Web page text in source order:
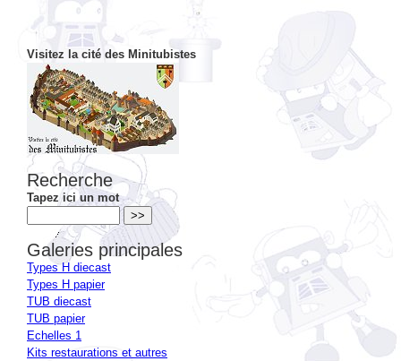
Visitez la cité des Minitubistes
Recherche
Tapez ici un mot
Galeries principales
Types H diecast
Types H papier
TUB diecast
TUB papier
Echelles 1
Kits restaurations et autres
transformations